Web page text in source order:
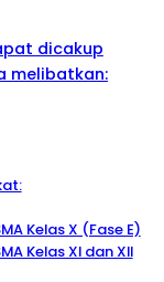
dicakup
melibatkan:
Kelas X (Fase E)
Kelas XI dan XII